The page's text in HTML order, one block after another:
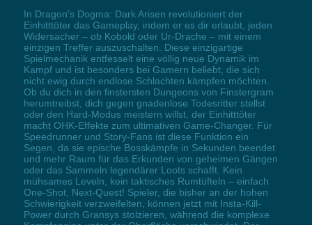
In Dragon's Dogma: Dark Arisen revolutioniert der
Einhitttöter das Gameplay, indem er es dir erlaubt, jeden
Widersacher – ob Kobold oder Ur-Drache – mit einem
einzigen Treffer auszuschalten. Diese einzigartige
Spielmechanik entfesselt eine völlig neue Dynamik im
Kampf und ist besonders bei Gamern beliebt, die sich
nicht ewig durch endlose Schlachten kämpfen möchten.
Ob du dich in den finstersten Dungeons von Finstergram
herumtreibst, dich gegen gnadenlose Todesritter stellst
oder den Hard-Modus meistern willst, der Einhitttöter
macht OHK-Effekte zum ultimativen Game-Changer. Für
Speedrunner und Story-Fans ist diese Funktion ein
Segen, da sie epische Bosskämpfe in Sekunden beendet
und mehr Raum für das Erkunden von geheimen Gängen
oder das Sammeln legendärer Loots schafft. Kein
mühsames Leveln, kein taktisches Rumtüfteln – einfach
One-Shot, Next-Quest! Spieler, die bisher an der hohen
Schwierigkeit verzweifelten, können jetzt mit Insta-Kill-
Power durch Gransys stolzieren, während die komplexe